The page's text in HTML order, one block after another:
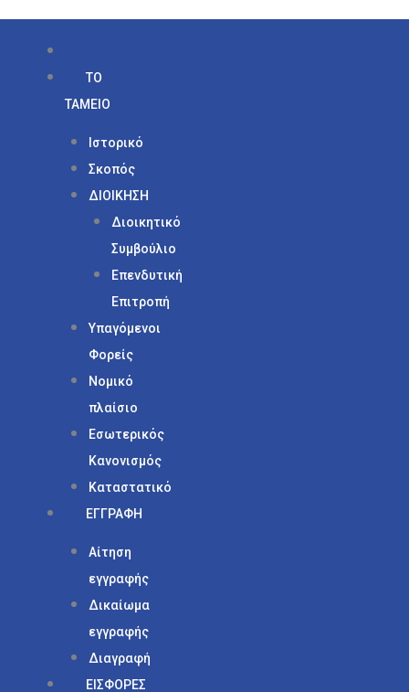
ΤΟ
ΤΑΜΕΙΟ
Ιστορικό
Σκοπός
ΔΙΟΙΚΗΣΗ
Διοικητικό
Συμβούλιο
Επενδυτική
Επιτροπή
Υπαγόμενοι
Φορείς
Νομικό
πλαίσιο
Εσωτερικός
Κανονισμός
Καταστατικό
ΕΓΓΡΑΦΗ
Αίτηση
εγγραφής
Δικαίωμα
εγγραφής
Διαγραφή
ΕΙΣΦΟΡΕΣ